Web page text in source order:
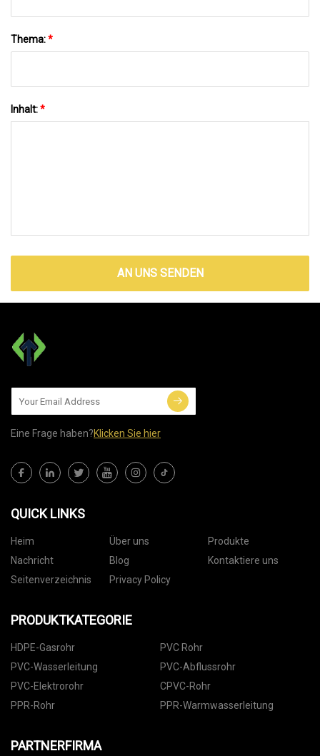
Thema:*
Inhalt:*
AN UNS SENDEN
Eine Frage haben?Klicken Sie hier
QUICK LINKS
Heim Über uns
Produkte
Nachricht
Blog
Kontaktiere uns
Seitenverzeichnis
Privacy Policy
PRODUKTKATEGORIE
HDPE-Gasrohr
PVC Rohr
PVC-Wasserleitung
PVC-Abflussrohr
PVC-Elektrorohr
CPVC-Rohr
PPR-Rohr
PPR-Warmwasserleitung
PARTNERFIRMA